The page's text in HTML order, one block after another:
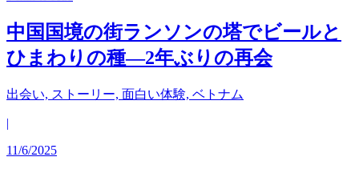
中国国境の街ランソンの塔でビールと
ひまわりの種—2年ぶりの再会
出会い, ストーリー, 面白い体験, ベトナム
|
11/6/2025